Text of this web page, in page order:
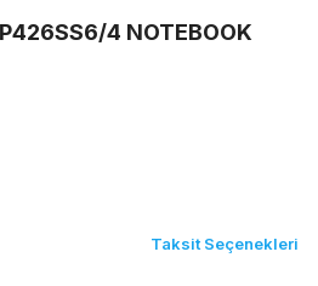
4 NOTEBOOK
Taksit Seçenekleri